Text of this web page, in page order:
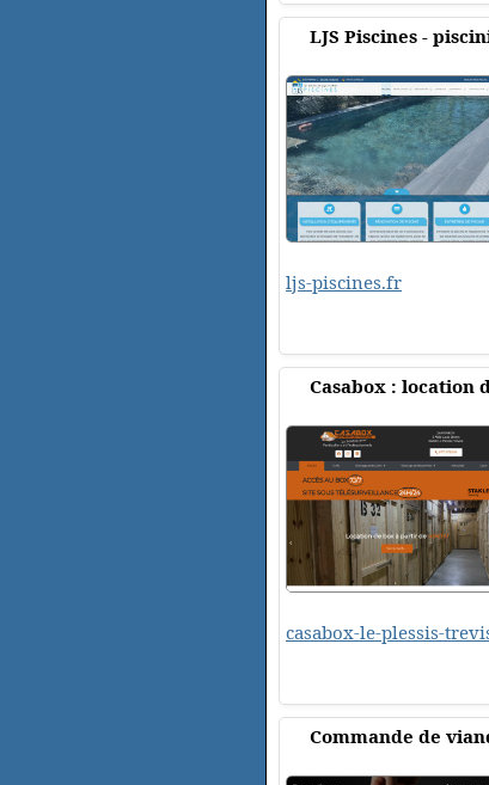
LJS Piscines -
ljs-piscines.fr
Casabox : location
casabox-le-plessis-
Commande de